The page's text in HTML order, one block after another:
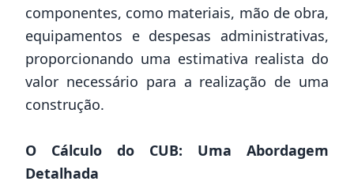
componentes, como materiais, mão de obra,
equipamentos e despesas administrativas,
proporcionando uma estimativa realista do
valor necessário para a realização de uma
construção.
O Cálculo do CUB: Uma Abordagem
Detalhada